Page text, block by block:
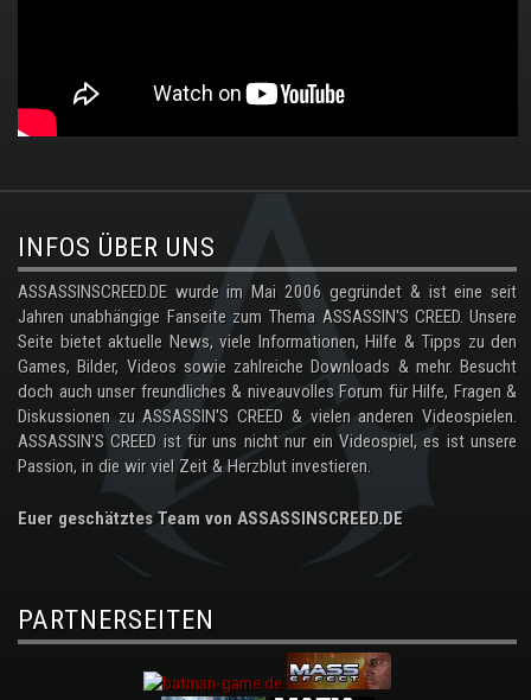
.
INFOS ÜBER UNS
ASSASSINSCREED.DE wurde im Mai 2006 gegründet & ist eine seit
Jahren unabhängige Fanseite zum Thema ASSASSIN'S CREED. Unsere
Seite bietet aktuelle News, viele Informationen, Hilfe & Tipps zu den
Games, Bilder, Videos sowie zahlreiche Downloads & mehr. Besucht
doch auch unser freundliches & niveauvolles Forum für Hilfe, Fragen &
Diskussionen zu ASSASSIN'S CREED & vielen anderen Videospielen.
ASSASSIN'S CREED ist für uns nicht nur ein Videospiel, es ist unsere
Passion, in die wir viel Zeit & Herzblut investieren.
Euer geschätztes Team von ASSASSINSCREED.DE
PARTNERSEITEN